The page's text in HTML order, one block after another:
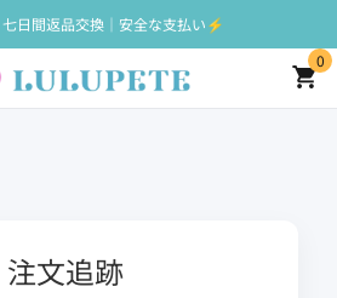
日間返品交換｜安全な支払い⚡️
0
注文追跡